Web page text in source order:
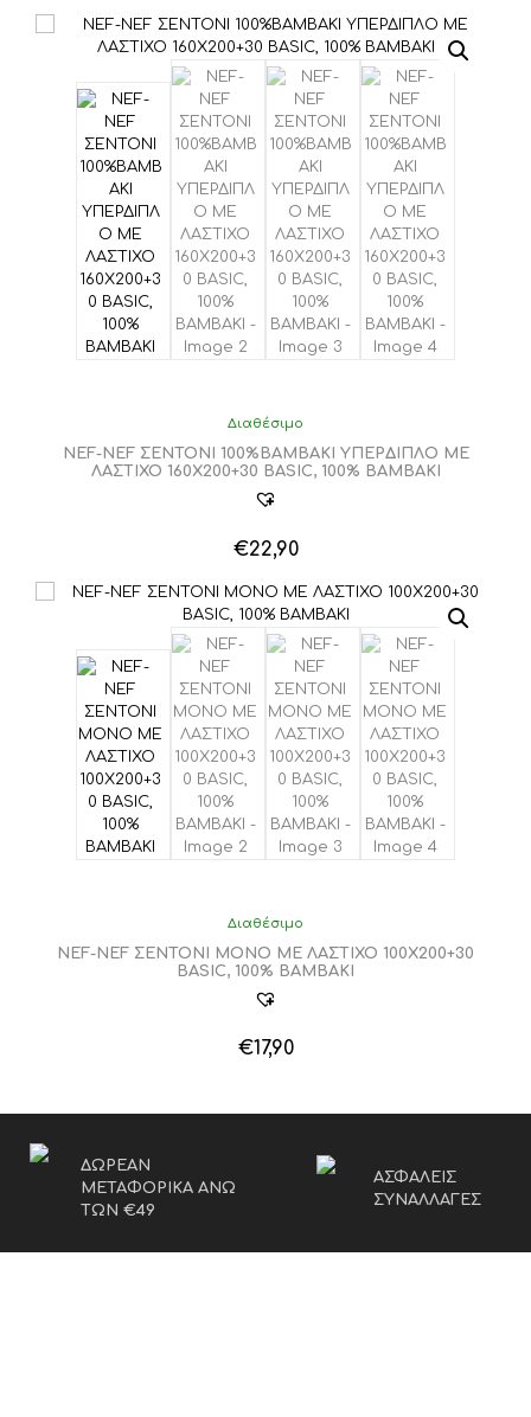
Διαθέσιμο
NEF-NEF ΣΕΝΤΟΝΙ 100%ΒΑΜΒΑΚΙ ΥΠΕΡΔΙΠΛΟ ΜΕ
ΛΑΣΤΙΧΟ 160Χ200+30 BASIC, 100% BAMBAKI
€22,90
το
προϊόν
έχει
πολλαπλές
παραλλαγές.
Οι
επιλογές
μπορούν
να
επιλεγούν
στη
σελίδα
Διαθέσιμο
NEF-NEF ΣΕΝΤΟΝΙ ΜΟΝΟ ΜΕ ΛΑΣΤΙΧΟ 100Χ200+30
BASIC, 100% BAMBAKI
€17,90
προϊόν
πολλαπλές
μπορούν
ΔΩΡΕΑΝ
ΜΕΤΑΦΟΡΙΚΑ ΑΝΩ
ΤΩΝ €49
ΑΣΦΑΛΕΙΣ
ΣΥΝΑΛΛΑΓΕΣ